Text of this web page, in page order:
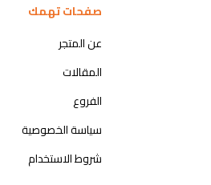
صفحات تهمك
عن المتجر
المقالات
الفروع
سياسة الخصوصية
شروط الاستخدام